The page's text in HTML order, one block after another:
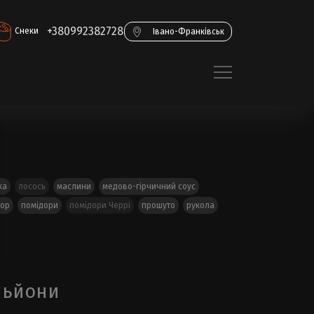
Снеки +380992382728 Івано-Франківськ
лосось маслини
медово-гірчичний соус
помідори помідори Черрі прошуто
рукола